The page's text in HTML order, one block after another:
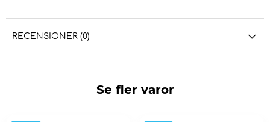
RECENSIONER (0)
Se fler varor